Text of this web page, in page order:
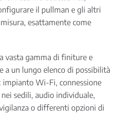
il pullman e gli altri
esattamente come
vasta gamma di finiture e
a un lungo elenco di possibilità
Wi-Fi, connessione
sedili, audio individuale,
o differenti opzioni di